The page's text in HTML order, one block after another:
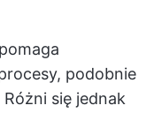
pomaga
podobnie
się jednak